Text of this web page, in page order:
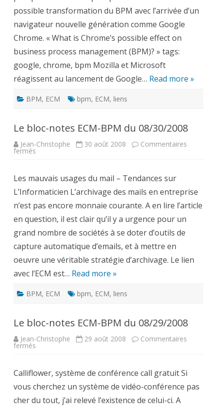
possible transformation du BPM avec l’arrivée d’un
navigateur nouvelle génération comme Google
Chrome. « What is Chrome’s possible effect on
business process management (BPM)? » tags:
google, chrome, bpm Mozilla et Microsoft
réagissent au lancement de Google… Read more »
BPM, ECM bpm, ECM, liens
Le bloc-notes ECM-BPM du 08/30/2008
Jean-Christophe 30 août 2008 Commentaires
fermés
ECM-
BPM
du
08/30/2008
Les mauvais usages du mail – Tendances sur
L’Informaticien L’archivage des mails en entreprise
n’est pas encore monnaie courante. A en lire l’article
en question, il est clair qu’il y a urgence pour un
grand nombre de sociétés à se doter d’outils de
capture automatique d’emails, et à mettre en
oeuvre une véritable stratégie d’archivage. Le lien
avec l’ECM est… Read more »
BPM, ECM bpm, ECM, liens
Le bloc-notes ECM-BPM du 08/29/2008
Jean-Christophe 29 août 2008 Commentaires
fermés
ECM-
BPM
du
08/29/2008
Calliflower, système de conférence call gratuit Si
vous cherchez un système de vidéo-conférence pas
cher du tout, j’ai relevé l’existence de celui-ci. A